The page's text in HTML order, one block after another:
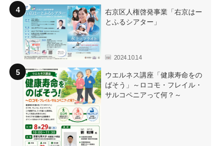
右京区人権啓発事業「右京はー
とふるシアター」
2024.10.14
ウエルネス講座「健康寿命をの
ばそう」～ロコモ・フレイル・
サルコペニアって何？～